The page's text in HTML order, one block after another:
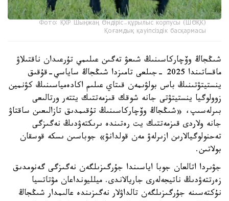
Фото: ҚХР Шыңжаң Өндіріс-құрылыс корпусы (ШӨҚК)
Қоғамдық қауіпсіздік басқармасы
شىڭجاڭ وۆچاركاسىنىڭ شىعۋ تەگىن عىلىمي تۇرعىدان ناقتىلاۋ
ماقساتىندا 2025 -جىلعى تامىزدا شىڭجاڭ ساياسي-قۇقىق
ينستيتۋتىنىڭ باس بولۋىمەن قىتاي عىلىم اكادەمياسىنىڭ كۋنمين
زوولوگيا ينستيتۋتى جانە شوقك قىزمەتتىك يتتەر ورتالىعى
بىرلەسىپ، «شىڭجاڭ وۆچاركاسىنىڭ تۇقىمدىق تازالىعىن ساقتاۋ
جانە ولاردى قىزمەتتىك يت رەتىندە ىرىكتەۋدىڭ نەگىزگى
تەحنولوگيالارىن ازىرلەۋ مەن قولدانۋ» جوباسىن ىسكە قوسقان
بولاتىن.
جۋىردا اتالعان جوبا اياسىندا جۇرگىزىلگەن نەگىزگى گەنومدىق
زەرتتەۋدىڭ ناتيجەلەرى جاريالاندى. ميلليونداعان مۋتاتسيا
نۇكتەسىنە جۇرگىزىلگەن تالداۋلار نەگىزىندە عالىمدار شىڭجاڭ